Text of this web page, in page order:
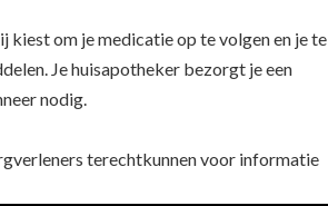
kiest om je medicatie op te volgen en je te
Je huisapotheker bezorgt je een
nodig.
terechtkunnen voor informatie